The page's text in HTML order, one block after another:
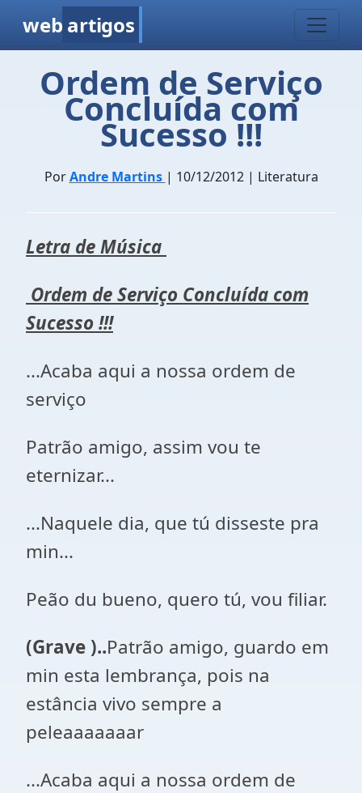
web artigos
Ordem de Serviço
Concluída com
Sucesso !!!
PorAndre Martins | 10/12/2012 | Literatura
Letra de Música
Ordem de Serviço Concluída com
Sucesso !!!
...Acaba aqui a nossa ordem de
serviço
Patrão amigo, assim vou te
eternizar...
...Naquele dia, que tú disseste pra
min...
Peão du bueno, quero tú, vou filiar.
(Grave )..Patrão amigo, guardo em
min esta lembrança, pois na
estância vivo sempre a
peleaaaaaaar
...Acaba aqui a nossa ordem de